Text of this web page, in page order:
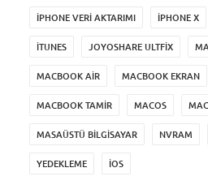
IPHONE VERI AKTARIMI IPHONE X
ITUNES JOYOSHARE ULTFIX
MACBOOK AIR MACBOOK EKRAN
MACBOOK TAMIR MACOS
MASAÜSTÜ BILGISAYAR NVRAM
YEDEKLEME İOS